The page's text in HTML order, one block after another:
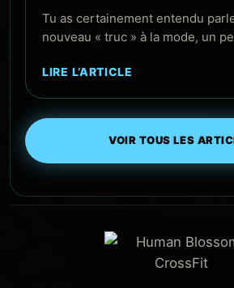
Tu as certainement entendu
nouveau « truc » à la mode, un
LIRE L’ARTICLE
VOIR TOUS LES